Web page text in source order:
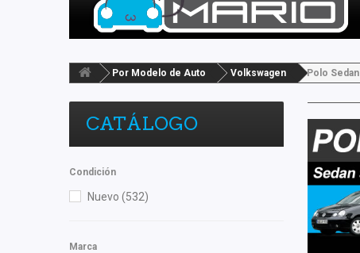
Por Modelo de Auto Volkswagen Polo Sedan
CATÁLOGO
Condición
Nuevo (532)
Marca